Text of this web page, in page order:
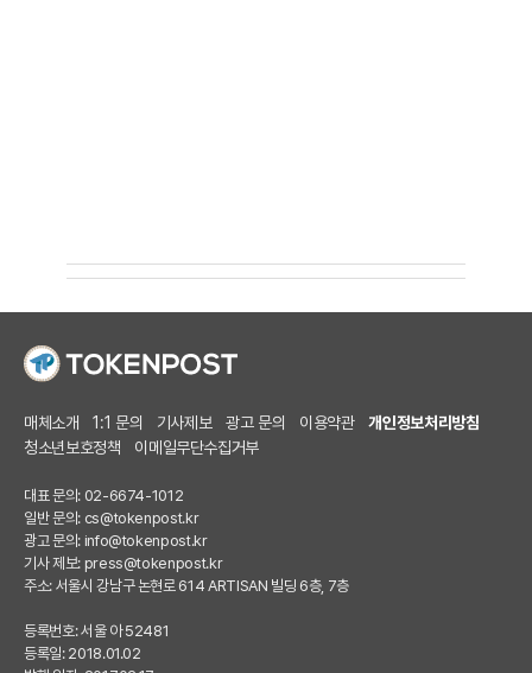
매체소개 1:1 문의 기사제보 광고 문의 이용약관
개인정보처리방침
청소년보호정책
이메일무단수집거부
대표 문의: 02-6674-1012
일반 문의: cs@tokenpost.kr
광고 문의: info@tokenpost.kr
기사 제보: press@tokenpost.kr
주소: 서울시 강남구 논현로 614 ARTISAN 빌딩 6층, 7층
등록번호: 서울 아 52481
등록일: 2018.01.02